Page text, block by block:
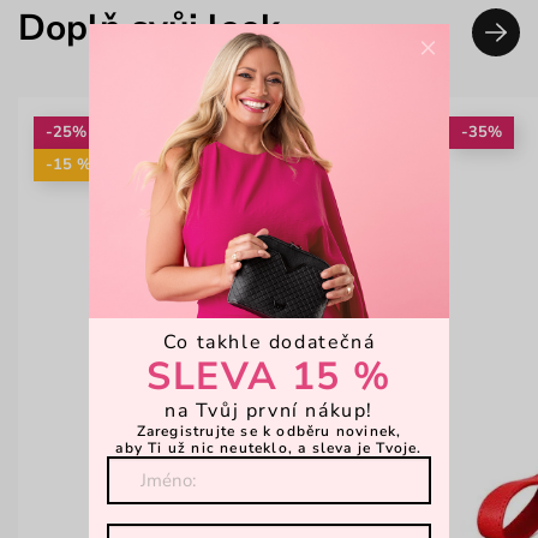
Doplň svůj look
-25%
-15 %: KAB15
-35%
×
Co takhle dodatečná
SLEVA 15 %
na Tvůj první nákup!
Zaregistrujte se k odběru novinek,
aby Ti už nic neuteklo, a sleva je Tvoje.